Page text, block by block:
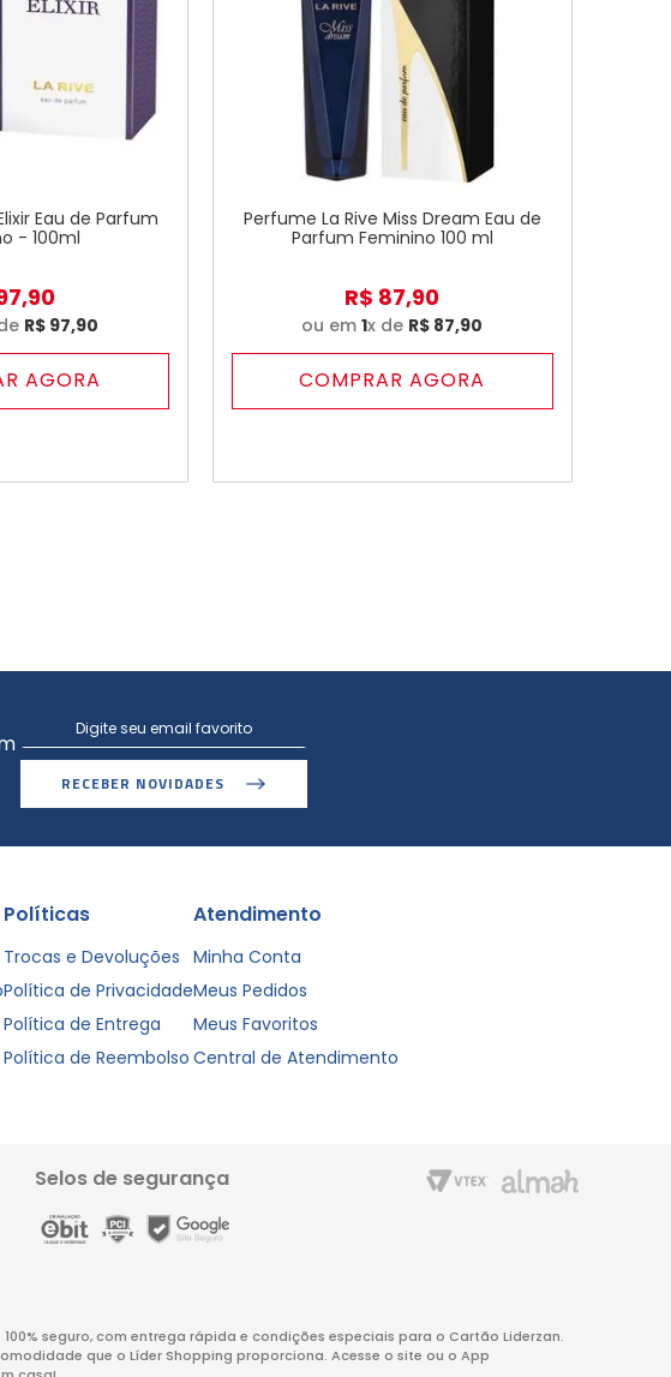
Eau de Parfum
- 100ml
,90
R$ 97,90
AGORA
Perfume La Rive Miss Dream Eau de
Parfum Feminino 100 ml
R$ 87,90
ou em1x de R$ 87,90
COMPRAR AGORA
RECEBER NOVIDADES
Políticas
Trocas e Devoluções
Política de Privacidade
Política de Entrega
Política de Reembolso
Atendimento
Minha Conta
Meus Pedidos
Meus Favoritos
Central de Atendimento
Selos de segurança
100% seguro, com entrega rápida e condições especiais para o Cartão Liderzan.
que o Líder Shopping proporciona. Acesse o site ou o App